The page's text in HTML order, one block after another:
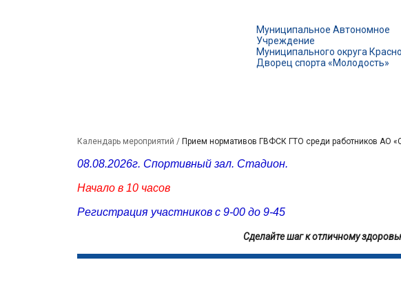
Муниципальное Автономное
Учреждение
Муниципального округа
Дворец спорта «Молодость»
Календарь мероприятий / Прием нормативов ГВФСК ГТО среди работников АО
08.08.2026г. Спортивный зал. Стадион.
Начало в 10 часов
Регистрация участников с 9-00 до 9-45
Сделайте шаг к отличному